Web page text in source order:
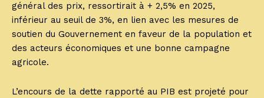
général des prix, ressortirait à + 2,5% en 2025,
inférieur au seuil de 3%, en lien avec les mesures de
soutien du Gouvernement en faveur de la population et
des acteurs économiques et une bonne campagne
agricole.
L’encours de la dette rapporté au PIB est projeté pour